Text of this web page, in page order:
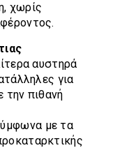
χωρίς
αυστηρά
για
την πιθανή
με τα